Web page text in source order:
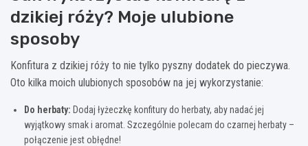
dzikiej róży? Moje ulubione
sposoby
Konfitura z dzikiej róży to nie tylko pyszny dodatek do pieczywa.
Oto kilka moich ulubionych sposobów na jej wykorzystanie:
Do herbaty: Dodaj łyżeczkę konfitury do herbaty, aby nadać jej
wyjątkowy smak i aromat. Szczególnie polecam do czarnej herbaty –
połączenie jest obłędne!